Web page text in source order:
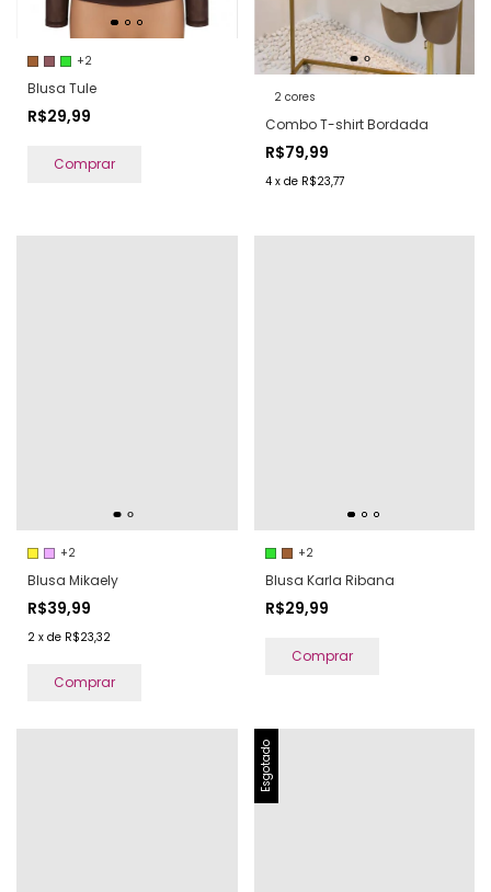
+2
Blusa Tule
R$29,99
Comprar
2 cores
Combo T-shirt Bordada
R$79,99
4 x de R$23,77
+2
Blusa Mikaely
R$39,99
2 x de R$23,32
Comprar
+2
Blusa Karla Ribana
R$29,99
Comprar
Esgotado